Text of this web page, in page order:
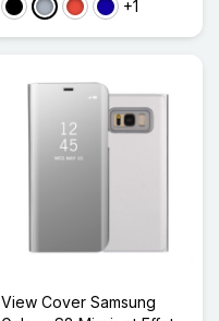
NoirGris RougeBleu Foncé
+1
View Cover Samsung